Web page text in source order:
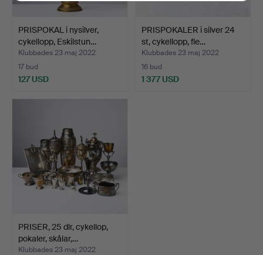
PRISPOKAL i nysilver,
cykellopp, Eskilstun…
Klubbades 23 maj 2022
17 bud
127 USD
PRISPOKALER i silver 24
st, cykellopp, fle…
Klubbades 23 maj 2022
16 bud
1 377 USD
PRISER, 25 dlr, cykellop,
pokaler, skålar,…
Klubbades 23 maj 2022